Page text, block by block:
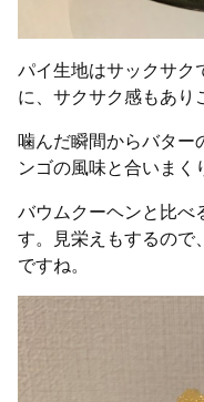
パイ生地はサックサク
に、サクサク感もあり
噛んだ瞬間からバター
ンゴの風味と合いまく
バウムクーヘンと比べ
す。見栄えもするので
ですね。